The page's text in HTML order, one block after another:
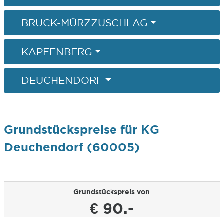
BRUCK-MÜRZZUSCHLAG
KAPFENBERG
DEUCHENDORF
Grundstückspreise für KG
Deuchendorf (60005)
Grundstückspreis von
€ 90.-